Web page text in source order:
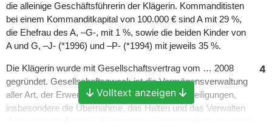
die alleinige Geschäftsführerin der Klägerin. Kommanditisten
bei einem Kommanditkapital von 100.000 € sind A mit 29 %,
die Ehefrau des A, –G‑, mit 1 %, sowie die beiden Kinder von
A und G, –J‑ (*1996) und –P‑ (*1994) mit jeweils 35 %.
4
Die Klägerin wurde mit Gesellschaftsvertrag vom … 2008
gegründet. Gesellschaftszweck ist die Vermögensverwaltung
aller Art, der Erwerb und die Verwaltung von Beteiligungen,
insbesondere die Übernahme, das Halten und das Verwalten
Volltext anzeigen